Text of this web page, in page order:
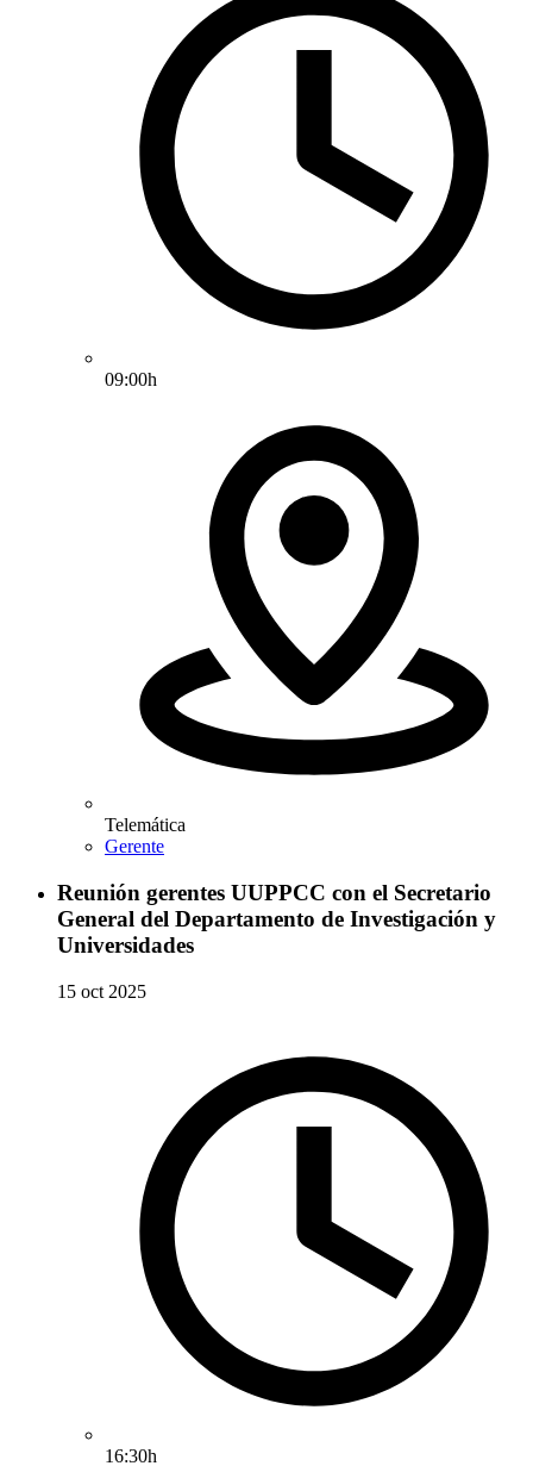
09:00h
Telemática
Gerente
Reunión gerentes UUPPCC con el Secretario
General del Departamento de Investigación y
Universidades
15 oct 2025
16:30h